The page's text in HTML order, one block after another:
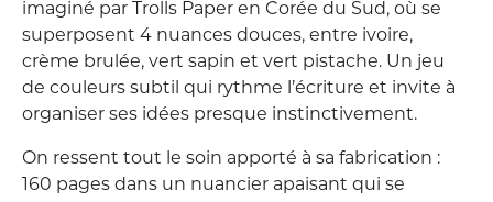
imaginé par Trolls Paper en Corée du Sud, où se
superposent 4 nuances douces, entre ivoire,
crème brulée, vert sapin et vert pistache. Un jeu
de couleurs subtil qui rythme l’écriture et invite à
organiser ses idées presque instinctivement.
On ressent tout le soin apporté à sa fabrication :
160 pages dans un nuancier apaisant qui se